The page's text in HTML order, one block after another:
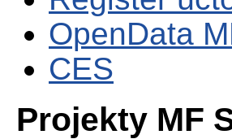
OpenData
CES
Projekty MF